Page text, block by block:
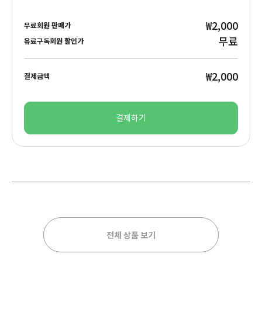
무료회원 판매가 ₩2,000
유료구독회원 할인가 무료
결제금액 ₩2,000
결제하기
전체 상품 보기